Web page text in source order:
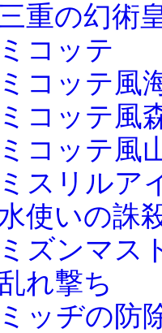
重の幻術
ミコッテ
ミコッテ風
ミコッテ風
ミコッテ風
ミスリルア
使いの誅
ミズンマス
れ撃ち
ミッヂの防